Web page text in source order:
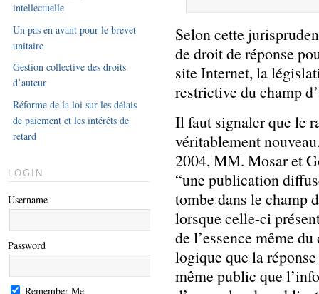
Selon cette
de droit de réponse
site Internet, la
restrictive du champ
Il faut signaler que le
véritablement
2004, MM. Mosar et
“une publication
tombe dans le champ
lorsque celle-ci
de l’essence même
logique que la
même public que
intellectuelle
Un pas en avant pour le brevet
unitaire
Gestion collective des droits
d’auteur
Réforme de la loi sur les délais
de paiement et les intérêts de
retard
LOGIN
Username
Password
Remember Me